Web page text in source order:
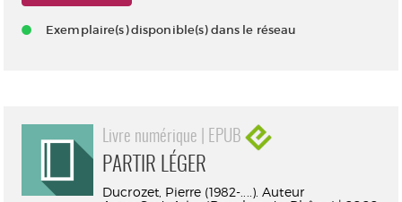
Exemplaire(s) disponible(s) dans le réseau
Livre numérique | EPUB
PARTIR LÉGER
Ducrozet, Pierre (1982-....). Auteur